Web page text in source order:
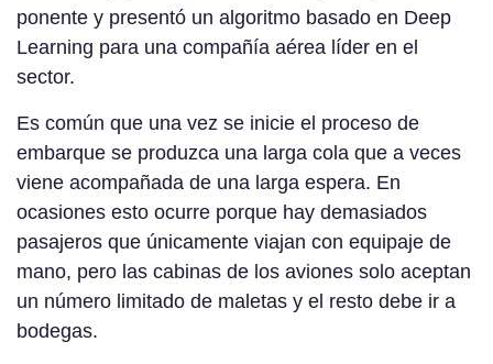
ponente y presentó un algoritmo basado en Deep
Learning para una compañía aérea líder en el
sector.
Es común que una vez se inicie el proceso de
embarque se produzca una larga cola que a veces
viene acompañada de una larga espera. En
ocasiones esto ocurre porque hay demasiados
pasajeros que únicamente viajan con equipaje de
mano, pero las cabinas de los aviones solo aceptan
un número limitado de maletas y el resto debe ir a
bodegas.